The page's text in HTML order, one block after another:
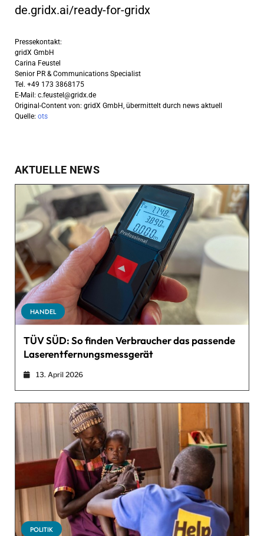
de.gridx.ai/ready-for-gridx
Pressekontakt:
gridX GmbH
Carina Feustel
Senior PR & Communications Specialist
Tel. +49 173 3868175
E-Mail: c.feustel@gridx.de
Original-Content von: gridX GmbH, übermittelt durch news aktuell
Quelle: ots
AKTUELLE NEWS
HANDEL
TÜV SÜD: So finden Verbraucher das passende
Laserentfernungsmessgerät
13. April 2026
POLITIK